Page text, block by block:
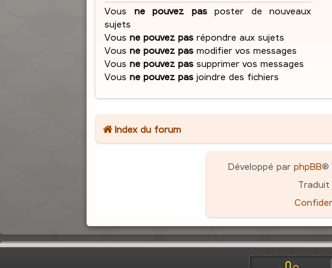
Vous ne pouvez pasposter de nouveaux
sujets
Vousne pouvez pas répondre aux sujets
Vousne pouvez pas modifier vos messages
Vousne pouvez pas supprimer vos messages
Vousne pouvez pas joindre des fichiers
Index du forum
Développé par phpBB®
Traduit